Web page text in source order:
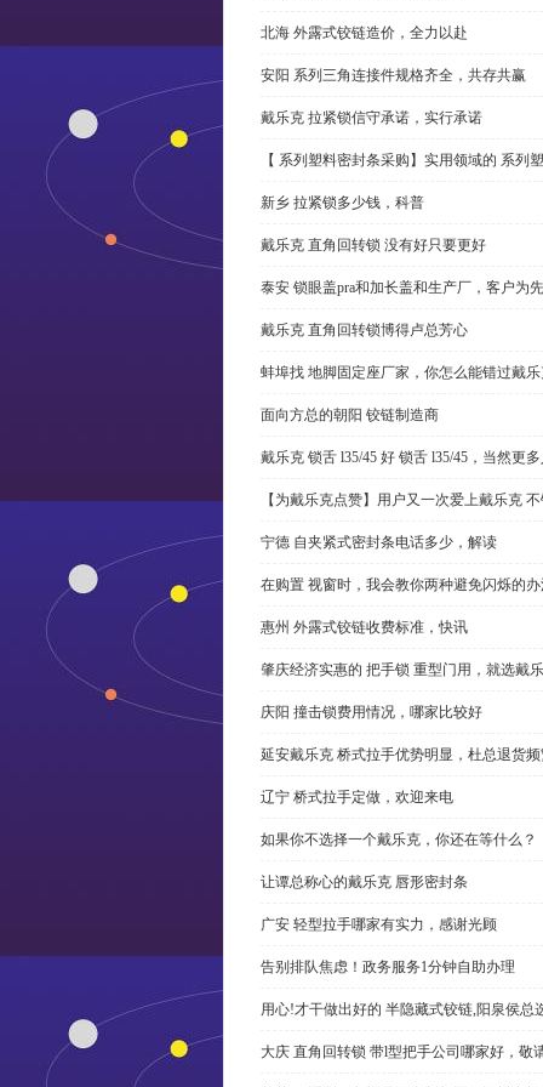
北海 外露式铰链造价，全力以赴
安阳 系列三角连接件规格齐全，共存共赢
戴乐克 拉紧锁信守承诺，实行承诺
【 系列塑料密封条采购】实用领域的 系列
新乡 拉紧锁多少钱，科普
戴乐克 直角回转锁 没有好只要更好
泰安 锁眼盖pra和加长盖和生产厂，客户为先
戴乐克 直角回转锁博得卢总芳心
蚌埠找 地脚固定座厂家，你怎么能错过戴
面向方总的朝阳 铰链制造商
戴乐克 锁舌 l35/45 好 锁舌 l35/45，当然更
【为戴乐克点赞】用户又一次爱上戴乐克
宁德 自夹紧式密封条电话多少，解读
在购置 视窗时，我会教你两种避免闪烁的
惠州 外露式铰链收费标准，快讯
肇庆经济实惠的 把手锁 重型门用，就选戴
庆阳 撞击锁费用情况，哪家比较好
延安戴乐克 桥式拉手优势明显，杜总退货
辽宁 桥式拉手定做，欢迎来电
如果你不选择一个戴乐克，你还在等什么？
让谭总称心的戴乐克 唇形密封条
广安 轻型拉手哪家有实力，感谢光顾
告别排队焦虑！政务服务1分钟自助办理
用心!才干做出好的 半隐藏式铰链,阳泉侯总
大庆 直角回转锁 带l型把手公司哪家好，敬